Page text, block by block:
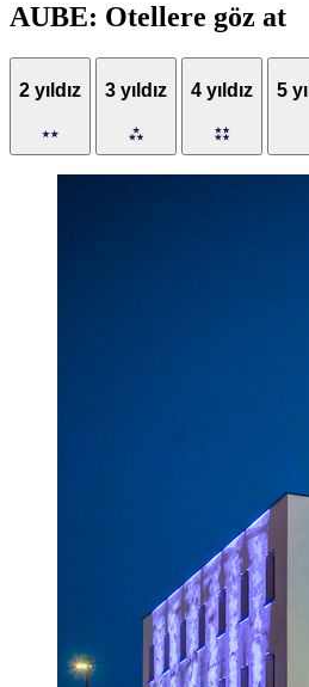
AUBE: Otellere göz at
2 yıldız 3 yıldız 4 yıldız 5